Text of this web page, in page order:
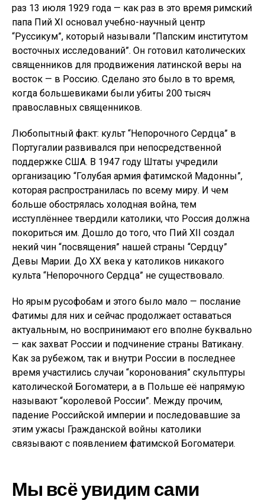
раз 13 июля 1929 года — как раз в это время римский
папа Пий XI основал учебно-научный центр
“Руссикум”, который называли “Папским институтом
восточных исследований”. Он готовил католических
священников для продвижения латинской веры на
восток — в Россию. Сделано это было в то время,
когда большевиками были убиты 200 тысяч
православных священников.
Любопытный факт: культ “Непорочного Сердца” в
Португалии развивался при непосредственной
поддержке США. В 1947 году Штаты учредили
организацию “Голубая армия фатимской Мадонны”,
которая распространилась по всему миру. И чем
больше обострялась холодная война, тем
исступлённее твердили католики, что Россия должна
покориться им. Дошло до того, что Пий XII создал
некий чин “посвящения” нашей страны “Сердцу”
Девы Марии. До XX века у католиков никакого
культа “Непорочного Сердца” не существовало.
Но ярым русофобам и этого было мало — послание
Фатимы для них и сейчас продолжает оставаться
актуальным, но воспринимают его вполне буквально
— как захват России и подчинение страны Ватикану.
Как за рубежом, так и внутри России в последнее
время участились случаи “коронования” скульптуры
католической Богоматери, а в Польше её напрямую
называют “королевой России”. Между прочим,
падение Российской империи и последовавшие за
этим ужасы Гражданской войны католики
связывают с появлением фатимской Богоматери.
Мы всё увидим сами